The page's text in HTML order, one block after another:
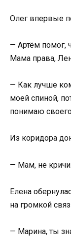
Олег впервые
— Артём помог,
Мама права,
— Как лучше
моей спиной,
понимаю своего
Из коридора
— Мам, не
Елена
на громкой
— Марина, ты